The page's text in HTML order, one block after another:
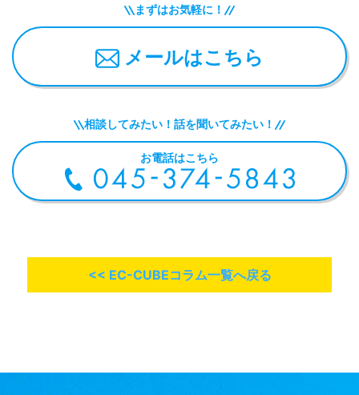
まずはお気軽に！
メールはこちら
相談してみたい！話を聞いてみたい！
お電話はこちら
<< EC-CUBEコラム一覧へ戻る